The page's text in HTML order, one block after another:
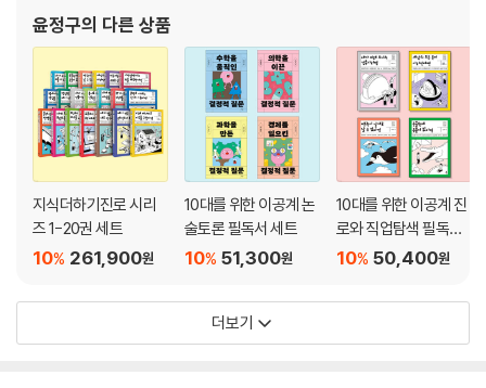
윤정구의 다른 상품
지식더하기진로 시리
즈 1-20권 세트
261,900원
10%
10대를 위한 이공계 논
술토론 필독서 세트
51,300원
10%
10대를 위한 이공계 진
로와 직업탐색 필독서
세트 50,400원
10%
더보기